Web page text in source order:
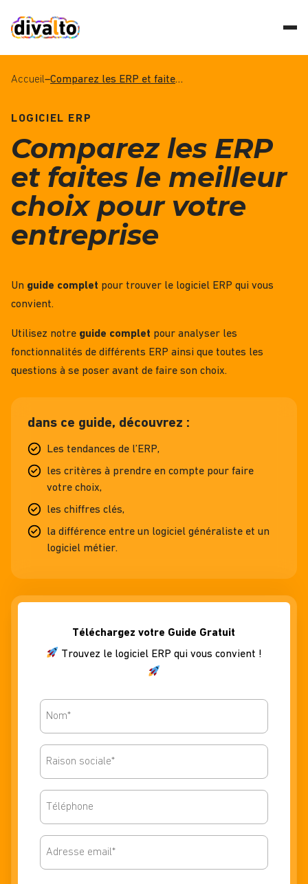
Accueil– Comparez les ERP et faites le meilleur choix pour votre entreprise
LOGICIEL ERP
Comparez les ERP
et faites le meilleur
choix pour votre
entreprise
Un guide complet pour trouver le logiciel ERP qui vous
convient.
Utilisez notre guide complet pour analyser les
fonctionnalités de différents ERP ainsi que toutes les
questions à se poser avant de faire son choix.
dans ce guide, découvrez :
Les tendances de l’ERP,
les critères à prendre en compte pour faire
votre choix,
les chiffres clés,
la différence entre un logiciel généraliste et un
logiciel métier.
Téléchargez votre Guide Gratuit
Trouvez le logiciel ERP qui vous convient !
Nom*
Raison
sociale*
Telephone
Email